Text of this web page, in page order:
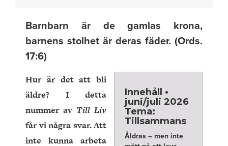
Barnbarn är de gamlas krona,
barnens stolhet är deras fäder. (Ords.
17:6)
Innehåll •
juni/juli 2026
Tema:
Tillsammans
Åldras – men inte
Hur är det att bli
äldre? I detta
nummer av Till Liv
får vi några svar. Att
inte kunna arbeta